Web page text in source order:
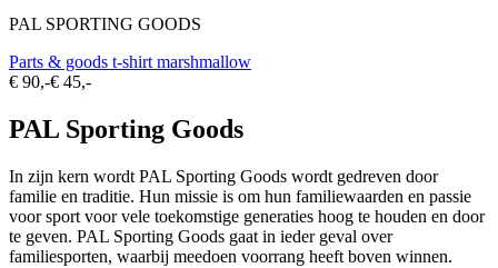
PAL SPORTING GOODS
Parts & goods t-shirt marshmallow
€ 90,-€ 45,-
PAL Sporting Goods
In zijn kern wordt PAL Sporting Goods wordt gedreven door
familie en traditie. Hun missie is om hun familiewaarden en passie
voor sport voor vele toekomstige generaties hoog te houden en door
te geven. PAL Sporting Goods gaat in ieder geval over
familiesporten, waarbij meedoen voorrang heeft boven winnen.